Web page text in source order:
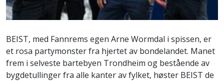
BEIST, med Fannrems egen Arne Wormdal i spissen, er
et rosa partymonster fra hjertet av bondelandet. Manet
frem i selveste bartebyen Trondheim og bestående av
bygdetullinger fra alle kanter av fylket, høster BEIST de